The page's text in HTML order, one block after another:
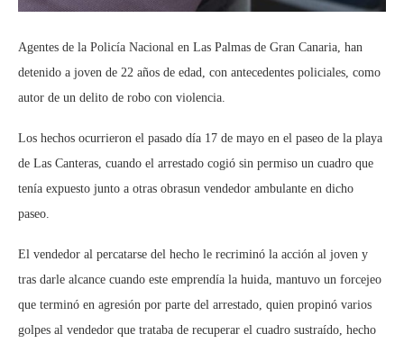
Agentes de la Policía Nacional en Las Palmas de Gran Canaria, han
detenido a joven de 22 años de edad con antecedentes policiales, como
autor de un delito de robo con violencia.
Los hechos ocurrieron el pasado día 17 de mayo en el paseo de la playa
de Las Canteras , cuando el arrestado cogió sin permiso un cuadro que
tenía expuesto junto a otras obrasun vendedor ambulante en dicho
paseo
El vendedor al percatarse del hecho le recriminó la acción al joven y
tras darle alcance cuando este emprendía la huida , mantuvo un forcejeo
que terminó en agresión por parte del arrestado, quien propinó varios
golpes al vendedor que trataba de recuperar el cuadro sustraído, hecho